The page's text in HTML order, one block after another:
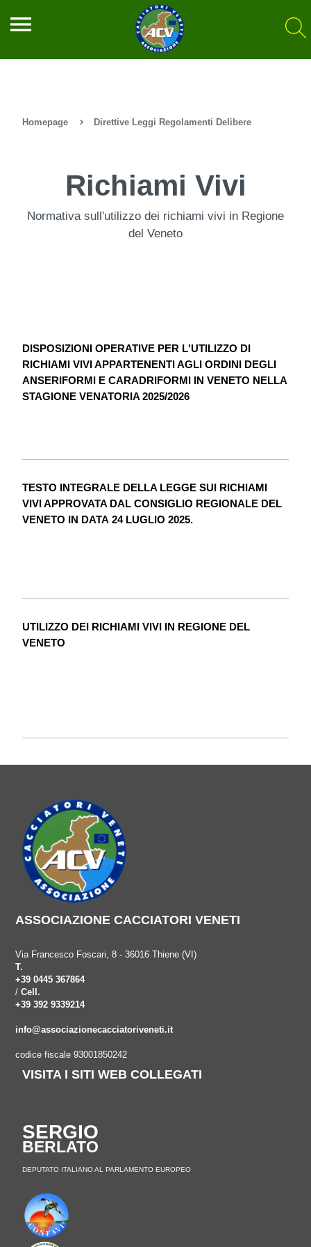
menu
Homepage Direttive Leggi Regolamenti Delibere
Richiami Vivi
Normativa sull'utilizzo dei richiami vivi in Regione
del Veneto
DISPOSIZIONI OPERATIVE PER L'UTILIZZO DI
RICHIAMI VIVI APPARTENENTI AGLI ORDINI DEGLI
ANSERIFORMI E CARADRIFORMI IN VENETO NELLA
STAGIONE VENATORIA 2025/2026
TESTO INTEGRALE DELLA LEGGE SUI RICHIAMI
VIVI APPROVATA DAL CONSIGLIO REGIONALE DEL
VENETO IN DATA 24 LUGLIO 2025.
UTILIZZO DEI RICHIAMI VIVI IN REGIONE DEL
VENETO
ASSOCIAZIONE CACCIATORI VENETI
Via Francesco Foscari, 8 - 36016 Thiene (VI)
T.
+39 0445 367864
/Cell.
+39 392 9339214
info@associazionecacciatoriveneti.it
codice fiscale 93001850242
VISITA I SITI WEB COLLEGATI
SERGIO
BERLATO
DEPUTATO ITALIANO AL PARLAMENTO EUROPEO